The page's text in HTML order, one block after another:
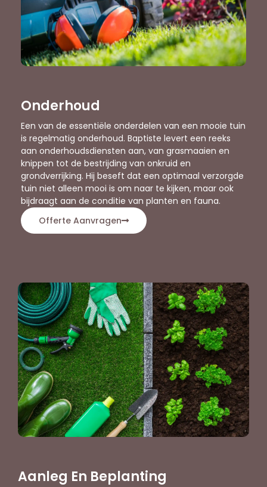
Onderhoud
Een van de essentiële onderdelen van een mooie tuin
is regelmatig onderhoud. Baptiste levert een reeks
aan onderhoudsdiensten aan, van grasmaaien en
knippen tot de bestrijding van onkruid en
grondverrijking. Hij beseft dat een optimaal verzorgde
tuin niet alleen mooi is om naar te kijken, maar ook
bijdraagt aan de conditie van planten en fauna.
Offerte Aanvragen
Aanleg En Beplanting